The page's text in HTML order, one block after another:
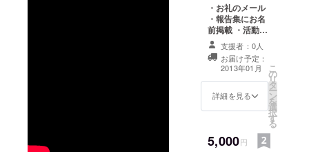
・お礼のメール
・報告集にお名
前掲載 ・活動を
まとめた報告集
・報告会のペア
招待券(2015年8
月、東京・福島
で開催予定)
支援者：0人
お届け予定：
2013年01月
詳細を見る
こ
の
リ
タ
ー
ン
を
選
択
す
る
5,000円